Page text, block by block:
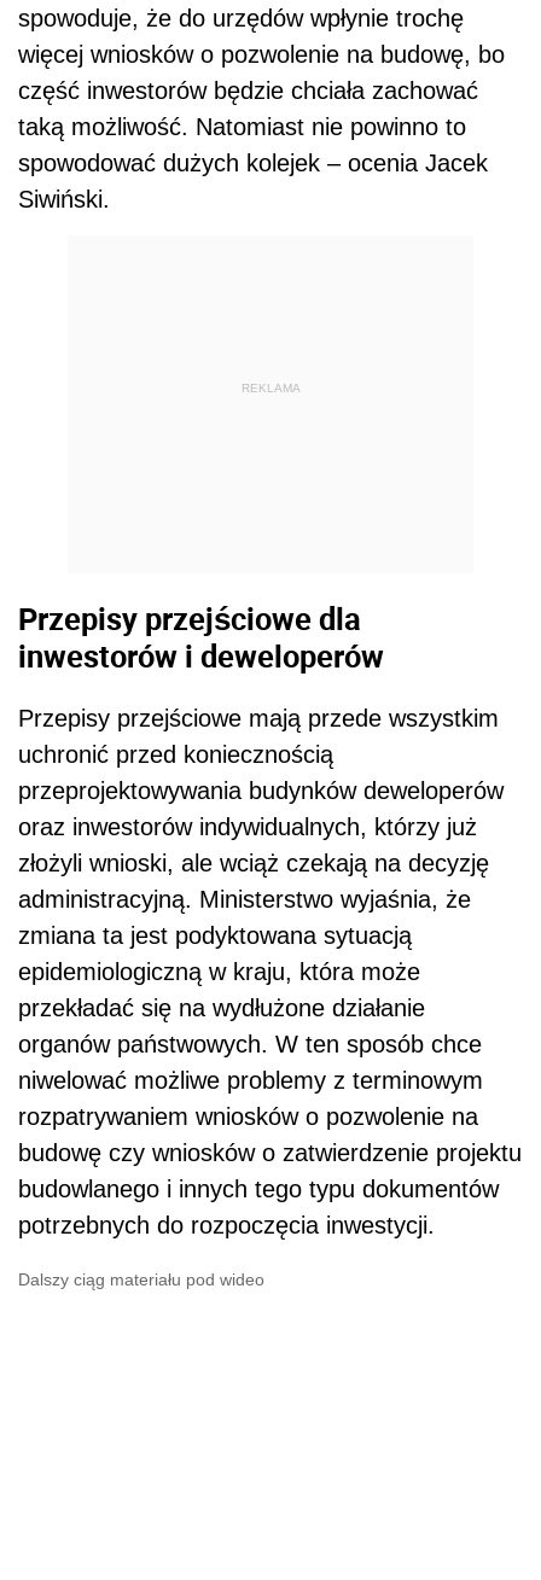
REKLAMA
Przepisy przejściowe mają przede wszystkim
zmiana ta jest podyktowana sytuacją
epidemiologiczną w kraju, która może
przekładać się na wydłużone działanie
organów państwowych. W ten sposób chce
niwelować możliwe problemy z terminowym
rozpatrywaniem wniosków o pozwolenie na
budowę czy wniosków o zatwierdzenie projektu
budowlanego i innych tego typu dokumentów
potrzebnych do rozpoczęcia inwestycji.
Dalszy ciąg materiału pod wideo
– Wchodzące w życie od 2021 roku nowe